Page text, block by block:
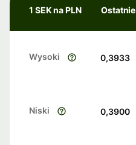
1 SEK na PLN
Wysoki 0,3933
Niski 0,3900